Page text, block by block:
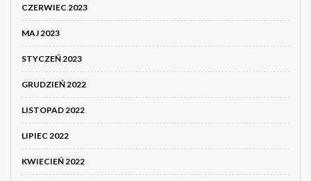
CZERWIEC 2023
MAJ 2023
STYCZEŃ 2023
GRUDZIEŃ 2022
LISTOPAD 2022
LIPIEC 2022
KWIECIEŃ 2022